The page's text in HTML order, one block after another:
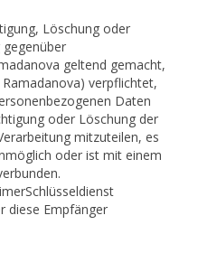
Löschung oder
gegenüber
geltend gemacht,
verpflichtet,
Daten
oder Löschung der
mitzuteilen, es
oder ist mit einem
diese Empfänger